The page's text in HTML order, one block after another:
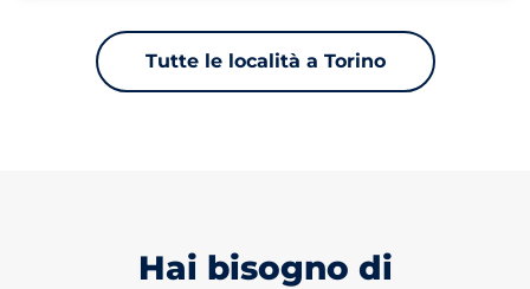
Tutte le località a Torino
Hai bisogno di